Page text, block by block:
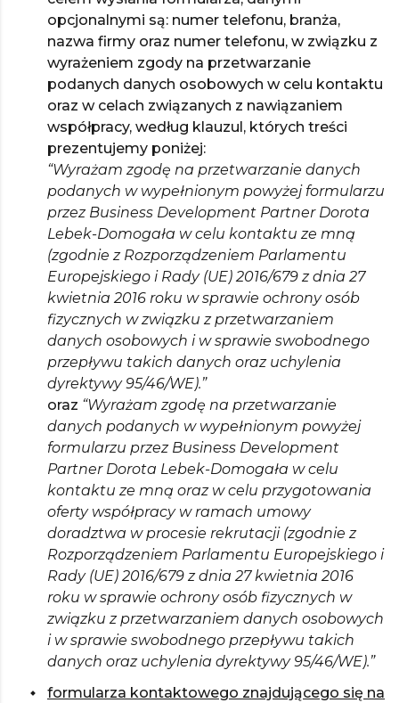
opcjonalnymi są: numer telefonu, branża,
nazwa firmy oraz numer telefonu, w związku z
wyrażeniem zgody na przetwarzanie
podanych danych osobowych w celu kontaktu
oraz w celach związanych z nawiązaniem
współpracy, według klauzul, których treści
prezentujemy poniżej:
“Wyrażam zgodę na przetwarzanie danych
podanych w wypełnionym powyżej formularzu
przez Business Development Partner Dorota
Lebek-Domogała w celu kontaktu ze mną
(zgodnie z Rozporządzeniem Parlamentu
Europejskiego i Rady (UE) 2016/679 z dnia 27
kwietnia 2016 roku w sprawie ochrony osób
fizycznych w związku z przetwarzaniem
danych osobowych i w sprawie swobodnego
przepływu takich danych oraz uchylenia
dyrektywy 95/46/WE).”
oraz “Wyrażam zgodę na przetwarzanie
danych podanych w wypełnionym powyżej
formularzu przez Business Development
Partner Dorota Lebek-Domogała w celu
kontaktu ze mną oraz w celu przygotowania
oferty współpracy w ramach umowy
doradztwa w procesie rekrutacji (zgodnie z
Rozporządzeniem Parlamentu Europejskiego i
Rady (UE) 2016/679 z dnia 27 kwietnia 2016
roku w sprawie ochrony osób fizycznych w
związku z przetwarzaniem danych osobowych
i w sprawie swobodnego przepływu takich
danych oraz uchylenia dyrektywy 95/46/WE).”
formularza kontaktowego znajdującego się na